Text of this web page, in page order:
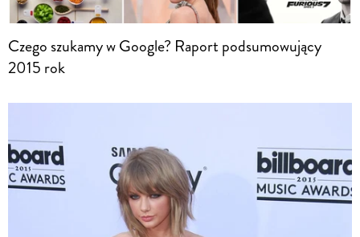
Czego szukamy w Google? Raport podsumowujący
2015 rok